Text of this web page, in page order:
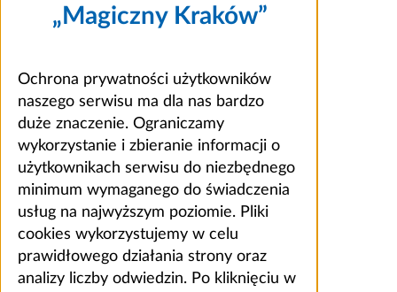
„Magiczny Kraków”
Ochrona prywatności użytkowników
naszego serwisu ma dla nas bardzo
duże znaczenie. Ograniczamy
wykorzystanie i zbieranie informacji o
użytkownikach serwisu do niezbędnego
minimum wymaganego do świadczenia
usług na najwyższym poziomie. Pliki
cookies wykorzystujemy w celu
prawidłowego działania strony oraz
analizy liczby odwiedzin. Po kliknięciu w